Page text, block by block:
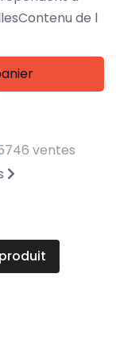
de l
ventes